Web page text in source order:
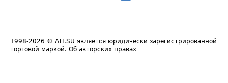
1998-2026 © ATI.SU является юридически зарегистрированной
торговой маркой. Об авторских правах